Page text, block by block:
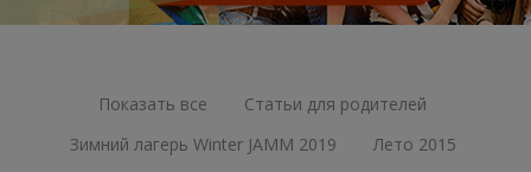
Показать все
Статьи для родителей
Зимний лагерь Winter JAMM 2019
Лето 2015